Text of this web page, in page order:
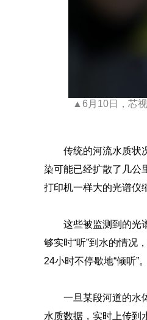
▲6月10日，芯
传统的河流水质状
染可能已经扩散了几公
打印机一样大的光谱仪
这些被监测到的光
够实时“听”到水的情况
24小时不停歇地“倾听”。
一旦某段河道的水
水质数据，实时上传到